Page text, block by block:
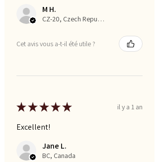
M H.
CZ-20, Czech Republic
Cet avis vous a-t-il été utile ?
★★★★★ il y a 1 an
Excellent!
Jane L.
BC, Canada